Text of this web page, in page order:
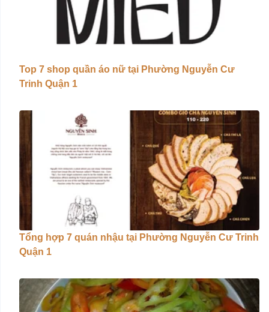
Top 7 shop quần áo nữ tại Phường Nguyễn Cư
Trinh Quận 1
Tổng hợp 7 quán nhậu tại Phường Nguyễn Cư Trinh
Quận 1